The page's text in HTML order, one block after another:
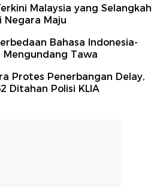
Malaysia yang Selangkah
Negara Maju
Bahasa Indonesia-
Mengundang Tawa
Protes Penerbangan Delay,
Ditahan Polisi KLIA